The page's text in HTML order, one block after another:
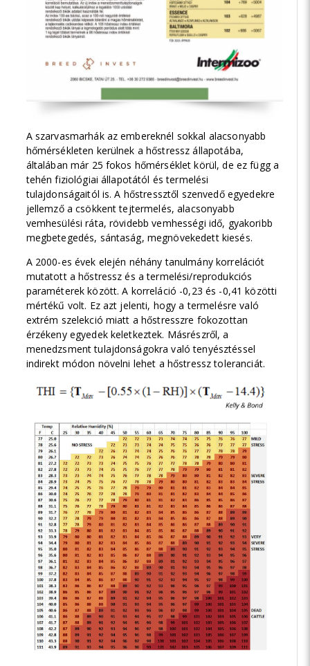
A szarvasmarhák az embereknél sokkal alacsonyabb
hőmérsékleten kerülnek a hőstressz állapotába,
általában már 25 fokos hőmérséklet körül, de ez függ a
tehén fiziológiai állapotától és termelési
tulajdonságaitól is. A hőstressztől szenvedő egyedekre
jellemző a csökkent tejtermelés, alacsonyabb
vemhesülési ráta, rövidebb vemhességi idő, gyakoribb
megbetegedés, sántaság, megnövekedett kiesés.
A 2000-es évek elején néhány tanulmány korrelációt
mutatott a hőstressz és a termelési/reprodukciós
paraméterek között. A korreláció -0,23 és -0,41 közötti
mértékű volt. Ez azt jelenti, hogy a termelésre való
extrém szelekció miatt a hőstresszre fokozottan
érzékeny egyedek keletkeztek. Másrészről, a
menedzsment tulajdonságokra való tenyésztéssel
indirekt módon növelni lehet a hőstressz toleranciát.